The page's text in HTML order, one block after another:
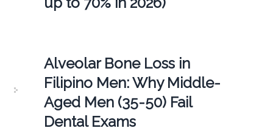
Alveolar Bone Loss in
Filipino Men: Why Middle-
Aged Men (35-50) Fail
Dental Exams